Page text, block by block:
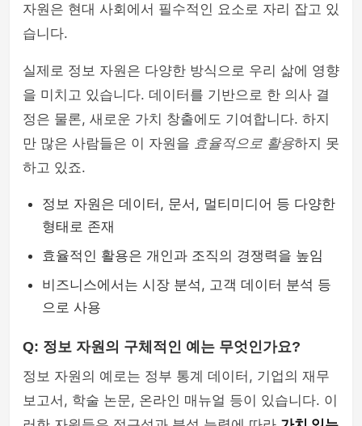
자원은 현대 사회에서 필수적인 요소로 자리 잡고 있
습니다.
실제로 정보 자원은 다양한 방식으로 우리 삶에 영향
을 미치고 있습니다. 데이터를 기반으로 한 의사 결
정은 물론, 새로운 가치 창출에도 기여합니다. 하지
만 많은 사람들은 이 자원을 효율적으로 활용하지 못
하고 있죠.
정보 자원은 데이터, 문서, 멀티미디어 등 다양한
형태로 존재
효율적인 활용은 개인과 조직의 경쟁력을 높임
비즈니스에서는 시장 분석, 고객 데이터 분석 등
으로 사용
Q: 정보 자원의 구체적인 예는 무엇인가요?
정보 자원의 예로는 정부 통계 데이터, 기업의 재무
보고서, 학술 논문, 온라인 매뉴얼 등이 있습니다. 이